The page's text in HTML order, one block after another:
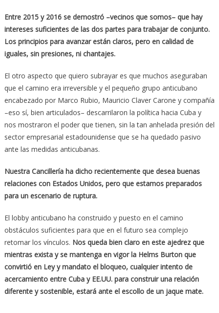
Entre 2015 y 2016 se demostró –vecinos que somos– que hay
intereses suficientes de las dos partes para trabajar de conjunto.
Los principios para avanzar están claros, pero en calidad de
iguales, sin presiones, ni chantajes.
El otro aspecto que quiero subrayar es que muchos aseguraban
que el camino era irreversible y el pequeño grupo anticubano
encabezado por Marco Rubio, Mauricio Claver Carone y compañía
–eso sí, bien articulados– descarrilaron la política hacia Cuba y
nos mostraron el poder que tienen, sin la tan anhelada presión del
sector empresarial estadounidense que se ha quedado pasivo
ante las medidas anticubanas.
Nuestra Cancillería ha dicho recientemente que desea buenas
relaciones con Estados Unidos, pero que estamos preparados
para un escenario de ruptura.
El lobby anticubano ha construido y puesto en el camino
obstáculos suficientes para que en el futuro sea complejo
retomar los vínculos. Nos queda bien claro en este ajedrez que
mientras exista y se mantenga en vigor la Helms Burton que
convirtió en Ley y mandato el bloqueo, cualquier intento de
acercamiento entre Cuba y EE.UU. para construir una relación
diferente y sostenible, estará ante el escollo de un jaque mate.